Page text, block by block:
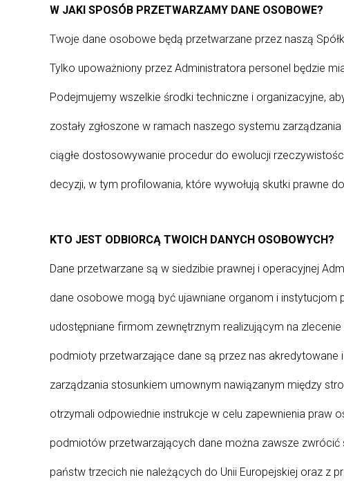
W JAKI SPOSÓB PRZETWARZAMY DANE OSOBOWE?
Twoje dane osobowe będą przetwarzane przez naszą
Tylko upoważniony przez Administratora personel będzie
Podejmujemy wszelkie środki techniczne i organizacyjne,
zostały zgłoszone w ramach naszego systemu
ciągłe dostosowywanie procedur do ewolucji
decyzji, w tym profilowania, które wywołują skutki prawne
KTO JEST ODBIORCĄ TWOICH DANYCH OSOBOWYCH?
Dane przetwarzane są w siedzibie prawnej i operacyjnej
dane osobowe mogą być ujawniane organom i
udostępniane firmom zewnętrznym realizującym na
podmioty przetwarzające dane są przez nas
zarządzania stosunkiem umownym nawiązanym między
otrzymali odpowiednie instrukcje w celu zapewnienia praw
podmiotów przetwarzających dane można zawsze zwrócić
państw trzecich nie należących do Unii Europejskiej oraz z